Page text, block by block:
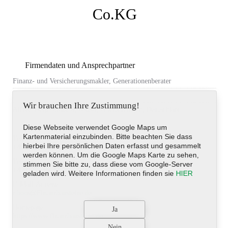
Co.KG
Firmendaten und Ansprechpartner
Finanz- und Versicherungsmakler, Generationenberater
Alfred-Delp-Straße 4, 88094, Oberteuringen, Deutschland
Telefon
+49 (0)7546-3010015
Telefax
+49 (0)7546-3010016
https://www.finanzbausteine.de
Wir brauchen Ihre Zustimmung!
Diese Webseite verwendet Google Maps um
Kartenmaterial einzubinden. Bitte beachten Sie dass
hierbei Ihre persönlichen Daten erfasst und gesammelt
werden können. Um die Google Maps Karte zu sehen,
stimmen Sie bitte zu, dass diese vom Google-Server
geladen wird. Weitere Informationen finden sie HIER